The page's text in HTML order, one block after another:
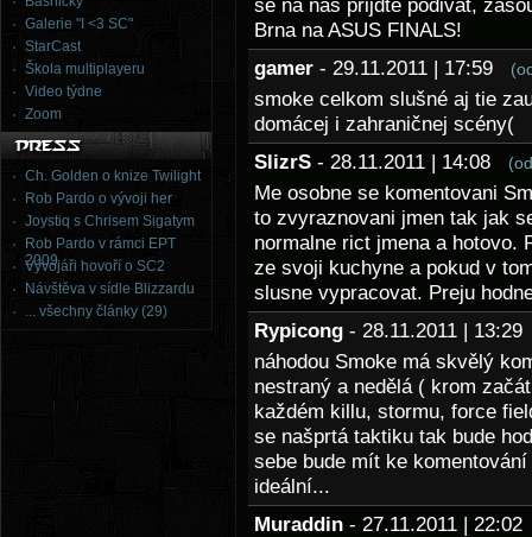
Galerie "I <3 SC"
StarCast
Škola multiplayeru
Video týdne
Zoom
Ch. Golden o knize Twilight
Rob Pardo o vývoji her
Joystiq s Chrisem Sigatym
Rob Pardo v rámci EPT
2009
Vývojáři hovoří o SC2
Návštěva v sídle Blizzardu
... všechny články (29)
se na nas prijdte podivat,
Brna na ASUS FINALS!
gamer - 29.11.2011 | 17:59
smoke celkom slušné aj tie
domácej i zahraničnej scény(
SlizrS - 28.11.2011 | 14:08
Me osobne se komentovani
to zvyraznovani jmen tak jak
normalne rict jmena a hotovo.
ze svoji kuchyne a pokud v
slusne vypracovat. Preju
Rypicong - 28.11.2011 |
náhodou Smoke má skvělý
nestraný a nedělá ( krom
každém killu, stormu, force
se našprtá taktiku tak bude
sebe bude mít ke
ideální...
Muraddin - 27.11.2011 |